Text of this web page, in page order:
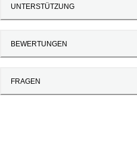
UNTERSTÜTZUNG
BEWERTUNGEN
FRAGEN